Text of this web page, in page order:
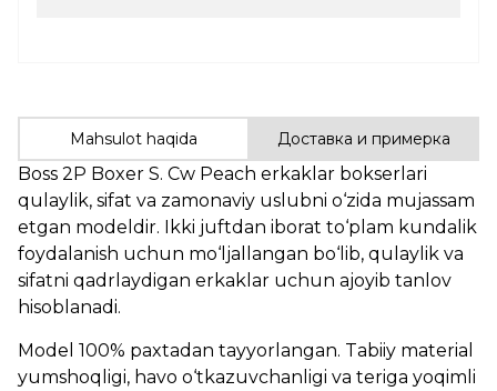
Mahsulot haqida Доставка и примерка
Boss 2P Boxer S. Cw Peach erkaklar bokserlari
qulaylik, sifat va zamonaviy uslubni o‘zida mujassam
etgan modeldir. Ikki juftdan iborat to‘plam kundalik
foydalanish uchun mo‘ljallangan bo‘lib, qulaylik va
sifatni qadrlaydigan erkaklar uchun ajoyib tanlov
hisoblanadi.
Model 100% paxtadan tayyorlangan. Tabiiy material
yumshoqligi, havo o‘tkazuvchanligi va teriga yoqimli